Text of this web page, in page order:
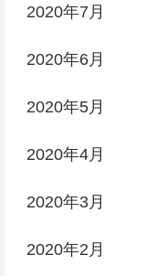
2020年7月
2020年6月
2020年5月
2020年4月
2020年3月
2020年2月